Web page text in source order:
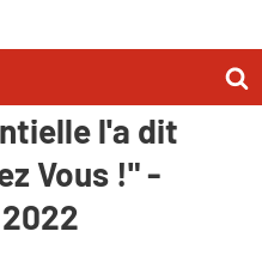
à
l'a dit
Vous !" -